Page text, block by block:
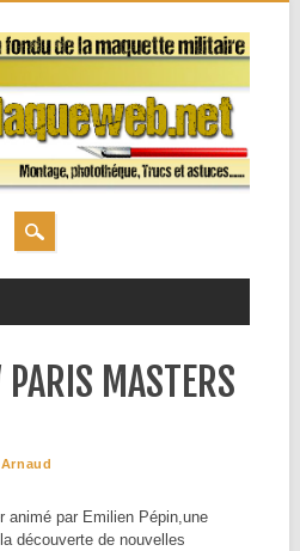
MASTERS
Arnaud
animé par Emilien Pépin,une
découverte de nouvelles